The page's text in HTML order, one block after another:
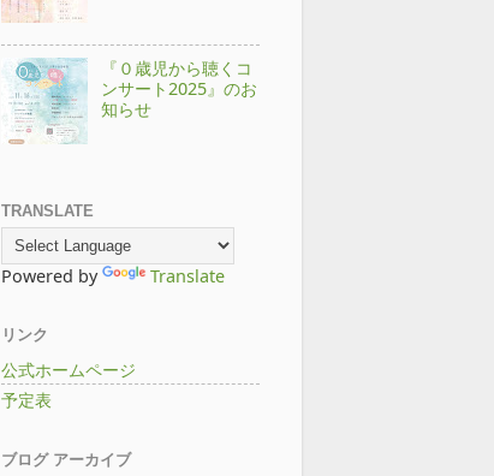
『０歳児から聴くコ
ンサート2025』のお
知らせ
TRANSLATE
Powered by Translate
リンク
公式ホームページ
予定表
ブログ アーカイブ